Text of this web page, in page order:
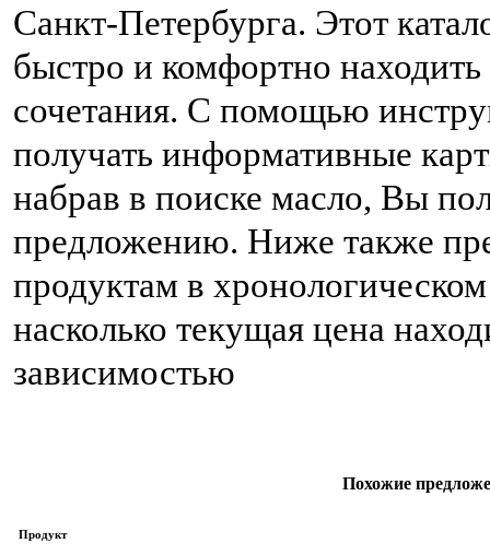
Санкт-Петербурга. Этот
быстро и комфортно
сочетания. С помощью
получать информативные
набрав в поиске масло, Вы
предложению. Ниже также
продуктам в
насколько текущая цена
зависимостью
Похожие
Продукт